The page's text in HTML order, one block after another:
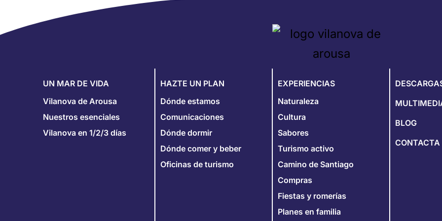
UN MAR DE VIDA
Vilanova de Arousa
Nuestros esenciales
Vilanova en 1/2/3 días
HAZTE UN PLAN
Dónde estamos
Comunicaciones
Dónde dormir
Dónde comer y beber
Oficinas de turismo
EXPERIENCIAS
Naturaleza
Cultura
Sabores
Turismo activo
Camino de Santiago
Compras
Fiestas y romerías
Planes en familia
BLOG
CONTACTA